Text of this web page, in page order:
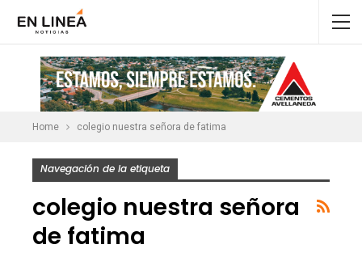
Home colegio nuestra señora de fatima
Navegación de la etiqueta
colegio nuestra señora
de fatima